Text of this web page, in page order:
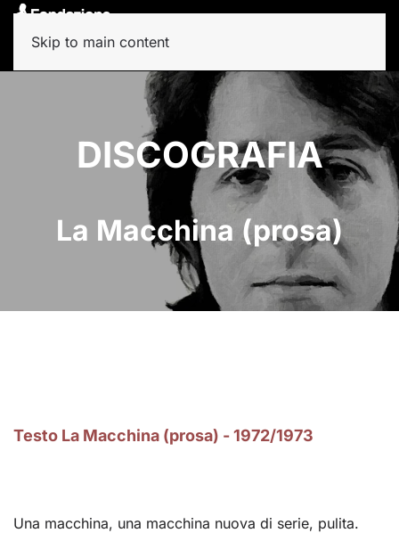
Skip to main content
DISCOGRAFIA
La Macchina (prosa)
Testo La Macchina (prosa) - 1972/1973
Una macchina, una macchina nuova di serie, pulita.